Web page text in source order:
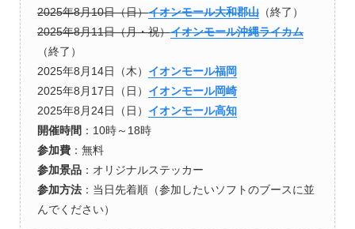
2025年8月10日（日）イオンモール大和郡山（終了）
2025年8月11日（月・祝）イオンモール沖縄ライカム
（終了）
2025年8月14日（木） イオンモール福岡
2025年8月17日（日） イオンモール岡崎
2025年8月24日（日） イオンモール高知
開催時間 ：10時～18時
参加費：無料
参加景品：オリジナルステッカー
参加方法：当日先着順（参加したいソフトのブースに並
んでください）